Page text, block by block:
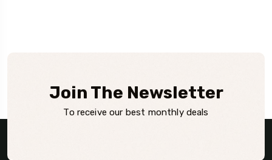
Join The Newsletter
To receive our best monthly deals